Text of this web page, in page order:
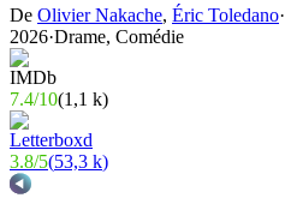
De Olivier Nakache, Éric Toledano·
2026·Drame, Comédie
7.4/10(1,1 k)
3.8/5(53,3 k)